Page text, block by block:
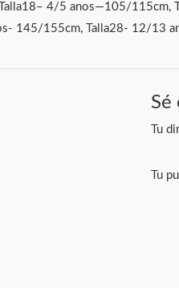
4/5 anos—105/
145/155cm, Talla28- 12/13
Sé
Tu
Tu